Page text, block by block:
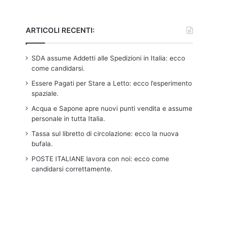
ARTICOLI RECENTI:
SDA assume Addetti alle Spedizioni in Italia: ecco
come candidarsi.
Essere Pagati per Stare a Letto: ecco l’esperimento
spaziale.
Acqua e Sapone apre nuovi punti vendita e assume
personale in tutta Italia.
Tassa sul libretto di circolazione: ecco la nuova
bufala.
POSTE ITALIANE lavora con noi: ecco come
candidarsi correttamente.